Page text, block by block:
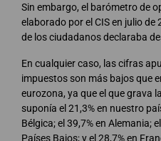
Sin embargo, el barómetro de
elaborado por el CIS en julio de
de los ciudadanos declaraba
En cualquier caso, las cifras
impuestos son más bajos que
eurozona, ya que el que grava
suponía el 21,3% en nuestro
Bélgica; el 39,7% en Alemania;
Países Bajos; y el 28,7% en